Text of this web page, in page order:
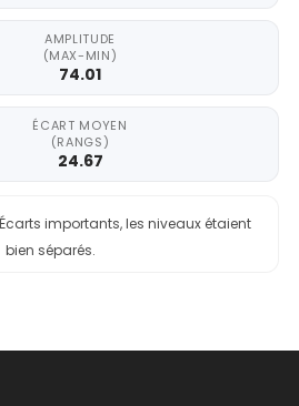
AMPLITUDE
(MAX-MIN)
74.01
ÉCART MOYEN
(RANGS)
24.67
Écarts importants, les niveaux étaient
bien séparés.